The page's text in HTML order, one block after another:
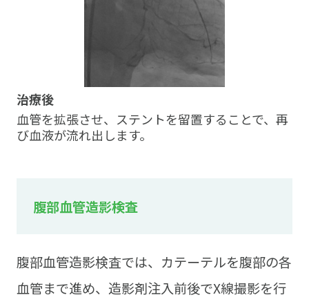
治療後
血管を拡張させ、ステントを留置することで、再
び血液が流れ出します。
腹部血管造影検査
腹部血管造影検査では、カテーテルを腹部の各
血管まで進め、造影剤注入前後でX線撮影を行